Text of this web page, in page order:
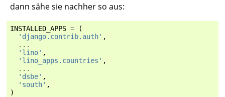
dann sähe sie nachher so aus:
INSTALLED_APPS =
(
'django.contrib.auth' ,
...
'lino' ,
'lino_apps.countries' ,
...
'dsbe' ,
'south' ,
)